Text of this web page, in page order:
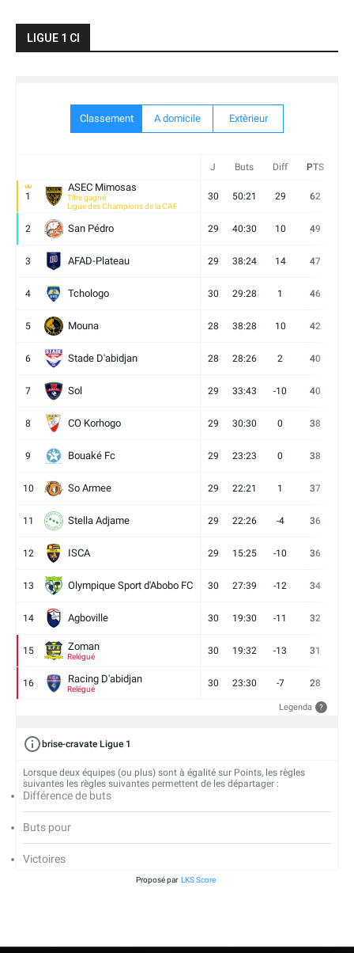
LIGUE 1 CI
Classement A domicile Extèrieur
J Buts Diff PTS
1
ASEC Mimosas
Titre gagné
Ligue des Champions de la CAF
30 50:21 29 62
2 San Pédro 29 40:30 10 49
3 AFAD-Plateau 29 38:24 14 47
4 Tchologo 30 29:28 1 46
5 Mouna 28 38:28 10 42
6 Stade D'abidjan 28 28:26 2 40
7 Sol 29 33:43 -10 40
8 CO Korhogo 29 30:30 0 38
9 Bouaké Fc 29 23:23 0 38
10 So Armee 29 22:21 1 37
11 Stella Adjame 29 22:26 -4 36
12 ISCA 29 15:25 -10 36
13 Olympique Sport d'Abobo FC 30 27:39 -12 34
14 Agboville 30 19:30 -11 32
15 Zoman
Relégué
30 19:32 -13 31
16 Racing D'abidjan
Relégué
30 23:30 -7 28
Legenda ?
brise-cravate Ligue 1
Lorsque deux équipes (ou plus) sont à égalité sur Points, les règles
suivantes les règles suivantes permettent de les départager :
Différence de buts
Buts pour
Victoires
Proposé par LKS Score